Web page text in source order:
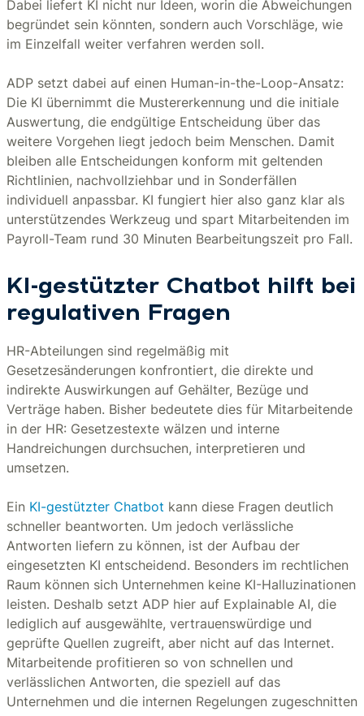
Dabei liefert KI nicht nur Ideen, worin die Abweichungen
begründet sein könnten, sondern auch Vorschläge, wie
im Einzelfall weiter verfahren werden soll.
ADP setzt dabei auf einen Human-in-the-Loop-Ansatz:
Die KI übernimmt die Mustererkennung und die initiale
Auswertung, die endgültige Entscheidung über das
weitere Vorgehen liegt jedoch beim Menschen. Damit
bleiben alle Entscheidungen konform mit geltenden
Richtlinien, nachvollziehbar und in Sonderfällen
individuell anpassbar. KI fungiert hier also ganz klar als
unterstützendes Werkzeug und spart Mitarbeitenden im
Payroll-Team rund 30 Minuten Bearbeitungszeit pro Fall.
KI-gestützter Chatbot hilft bei
regulativen Fragen
HR-Abteilungen sind regelmäßig mit
Gesetzesänderungen konfrontiert, die direkte und
indirekte Auswirkungen auf Gehälter, Bezüge und
Verträge haben. Bisher bedeutete dies für Mitarbeitende
in der HR: Gesetzestexte wälzen und interne
Handreichungen durchsuchen, interpretieren und
umsetzen.
Ein KI-gestützter Chatbot kann diese Fragen deutlich
schneller beantworten. Um jedoch verlässliche
Antworten liefern zu können, ist der Aufbau der
eingesetzten KI entscheidend. Besonders im rechtlichen
Raum können sich Unternehmen keine KI-Halluzinationen
leisten. Deshalb setzt ADP hier auf Explainable AI, die
lediglich auf ausgewählte, vertrauenswürdige und
geprüfte Quellen zugreift, aber nicht auf das Internet.
Mitarbeitende profitieren so von schnellen und
verlässlichen Antworten, die speziell auf das
Unternehmen und die internen Regelungen zugeschnitten